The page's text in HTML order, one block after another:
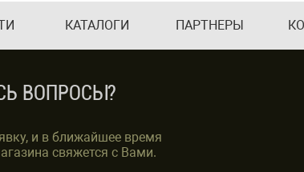
КАТАЛОГИ ПАРТНЕРЫ
ВОПРОСЫ?
и в ближайшее время
свяжется с Вами.